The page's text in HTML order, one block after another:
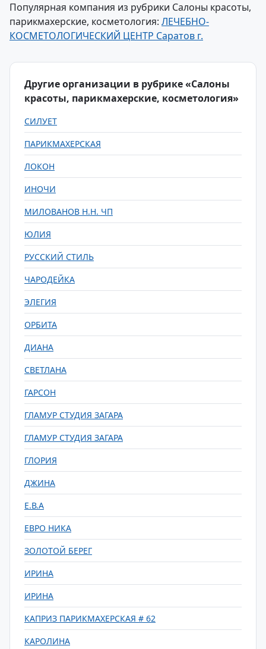
Популярная компания из рубрики Салоны красоты,
парикмахерские, косметология: ЛЕЧЕБНО-
КОСМЕТОЛОГИЧЕСКИЙ ЦЕНТР Саратов г.
Другие организации в рубрике «Салоны
красоты, парикмахерские, косметология»
СИЛУЕТ
ПАРИКМАХЕРСКАЯ
ЛОКОН
ИНОЧИ
МИЛОВАНОВ Н.Н. ЧП
ЮЛИЯ
РУССКИЙ СТИЛЬ
ЧАРОДЕЙКА
ЭЛЕГИЯ
ОРБИТА
ДИАНА
СВЕТЛАНА
ГАРСОН
ГЛАМУР СТУДИЯ ЗАГАРА
ГЛАМУР СТУДИЯ ЗАГАРА
ГЛОРИЯ
ДЖИНА
Е.В.А
ЕВРО НИКА
ЗОЛОТОЙ БЕРЕГ
ИРИНА
ИРИНА
КАПРИЗ ПАРИКМАХЕРСКАЯ # 62
КАРОЛИНА